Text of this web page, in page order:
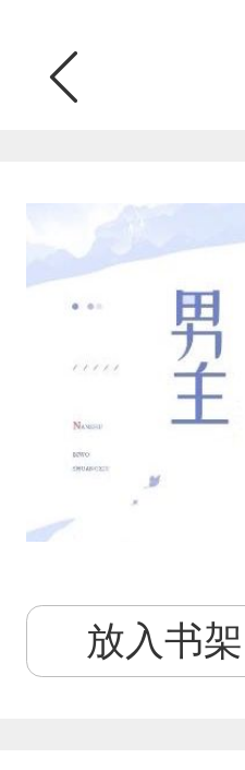
放入书架